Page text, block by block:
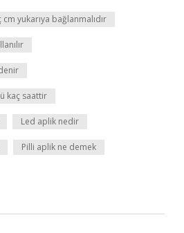
yukarıya bağlanmalıdır
kaç saattir
Led aplik nedir
Pilli aplik ne demek